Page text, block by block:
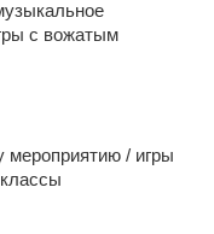
с вожатым
мероприятию / игры